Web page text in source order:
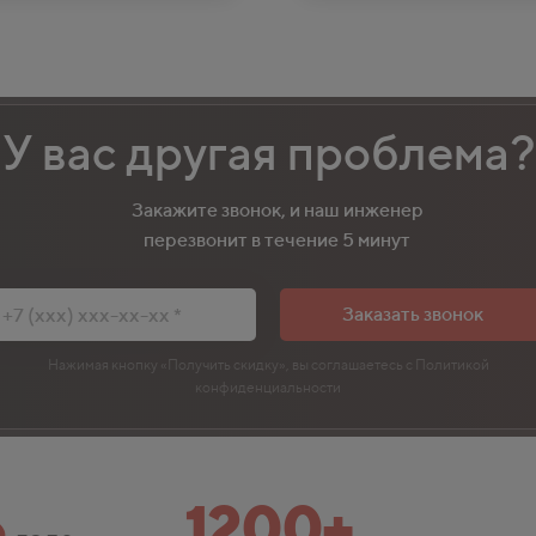
У вас другая проблема?
Закажите звонок, и наш инженер
перезвонит в течение 5 минут
Заказать звонок
Нажимая кнопку «Получить скидку», вы соглашаетесь с Политикой
конфиденциальности